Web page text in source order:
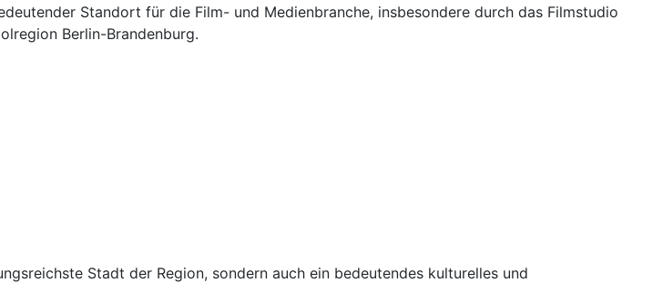
Standort für die Film- und Medienbranche, insbesondere durch das Filmstudio
Berlin-Brandenburg.
Stadt der Region, sondern auch ein bedeutendes kulturelles und